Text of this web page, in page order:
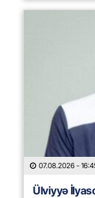
07.08.2026 -
Ülviyyə